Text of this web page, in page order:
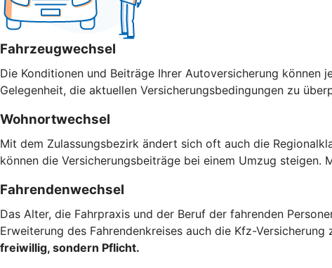
Fahrzeugwechsel
Die Konditionen und Beiträge Ihrer Autoversicherung können
Gelegenheit, die aktuellen Versicherungsbedingungen zu
Wohnortwechsel
Mit dem Zulassungsbezirk ändert sich oft auch die
können die Versicherungsbeiträge bei einem Umzug steigen.
Fahrendenwechsel
Das Alter, die Fahrpraxis und der Beruf der fahrenden
Erweiterung des Fahrendenkreises auch die Kfz-Versicherung
freiwillig, sondern Pflicht.